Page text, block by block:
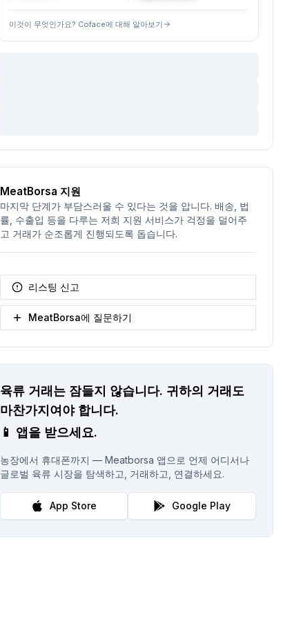
이것이 무엇인가요? Coface에 대해 알아보기
MeatBorsa 지원
마지막 단계가 부담스러울 수 있다는 것을 압니다. 배송, 법
률, 수출입 등을 다루는 저희 지원 서비스가 걱정을 덜어주
고 거래가 순조롭게 진행되도록 돕습니다.
리스팅 신고
MeatBorsa에 질문하기
육류 거래는 잠들지 않습니다. 귀하의 거래도
마찬가지여야 합니다.
📱 앱을 받으세요.
농장에서 휴대폰까지 — Meatborsa 앱으로 언제 어디서나
글로벌 육류 시장을 탐색하고, 거래하고, 연결하세요.
App Store Google Play